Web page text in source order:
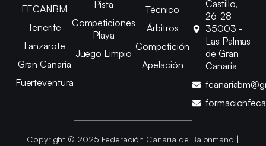
FECANBM
Tenerife
Lanzarote
Gran Canaria
Fuerteventura
Pista
Competiciones
Playa
Juego Limpio
Técnico
Árbitros
Competición
Apelación
Castillo,
26-28
35003 -
Las Palmas
de Gran
Canaria
Copyright © 2025 Federación Canaria de Balonmano |